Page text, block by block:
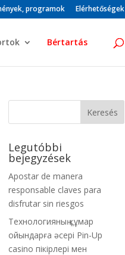
programok Elérhetőségek
Bértartás
Legutóbbi
bejegyzések
Apostar de manera
responsable claves para
disfrutar sin riesgos
Технологияның құмар
ойындарға әсері Pin-Up
casino пікірлері мен